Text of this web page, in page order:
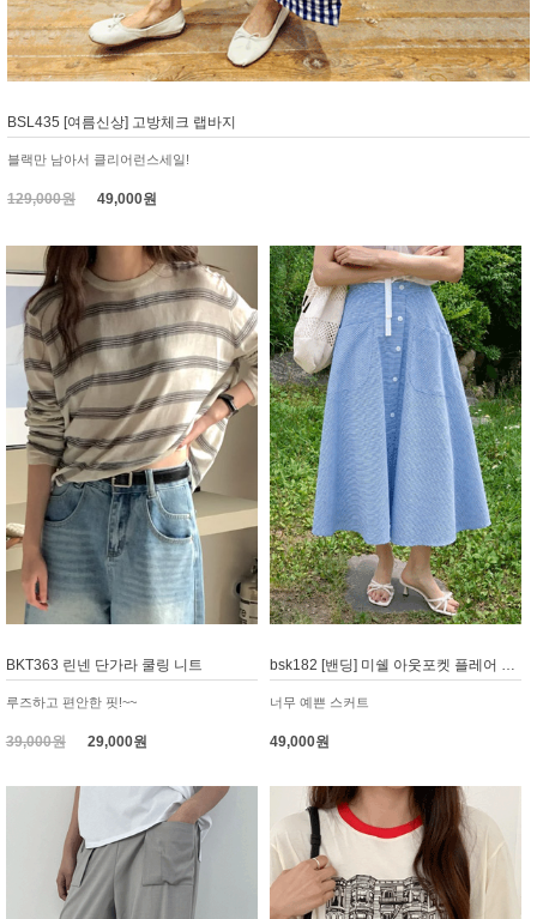
BSL435 [여름신상] 고방체크 랩바지
블랙만 남아서 클리어런스세일!
129,000원 49,000원
BKT363 린넨 단가라 쿨링 니트
루즈하고 편안한 핏!~~
39,000원29,000원
bsk182 [밴딩] 미쉘 아웃포켓 플레어 훌 스커트
너무 예쁜 스커트
49,000원